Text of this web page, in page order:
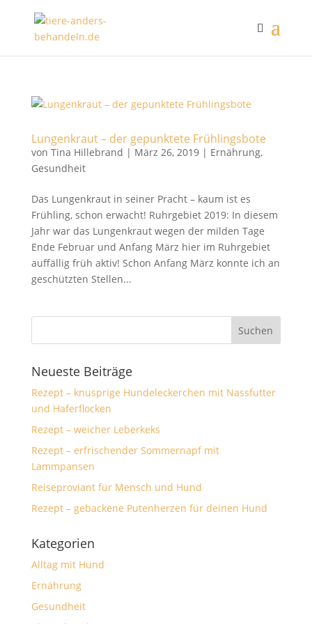
Lungenkraut – der gepunktete Frühlingsbote
von Tina Hillebrand | März 26, 2019| Ernährung,
Gesundheit
Das Lungenkraut in seiner Pracht – kaum ist es
Frühling, schon erwacht! Ruhrgebiet 2019: In diesem
Jahr war das Lungenkraut wegen der milden Tage
Ende Februar und Anfang März hier im Ruhrgebiet
auffällig früh aktiv! Schon Anfang März konnte ich an
geschützten Stellen...
Neueste Beiträge
Rezept – knusprige Hundeleckerchen mit Nassfutter
und Haferflocken
Rezept – weicher Leberkeks
Rezept – erfrischender Sommernapf mit
Lammpansen
Reiseproviant für Mensch und Hund
Rezept – gebackene Putenherzen für deinen Hund
Kategorien
Alltag mit Hund
Ernährung
Gesundheit